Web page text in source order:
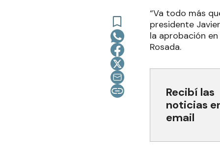
“Va todo más
presidente
la aprobación
Rosada.
Recibí las
noticias
email